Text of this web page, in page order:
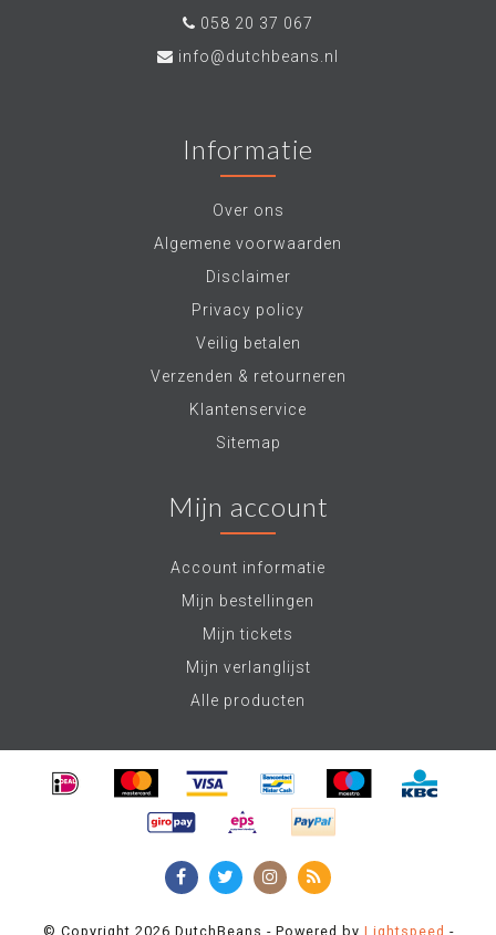
058 20 37 067
info@dutchbeans.nl
Informatie
Over ons
Algemene voorwaarden
Disclaimer
Privacy policy
Veilig betalen
Verzenden & retourneren
Klantenservice
Sitemap
Mijn account
Account informatie
Mijn bestellingen
Mijn tickets
Mijn verlanglijst
Alle producten
© Copyright 2026 DutchBeans - Powered by Lightspeed -